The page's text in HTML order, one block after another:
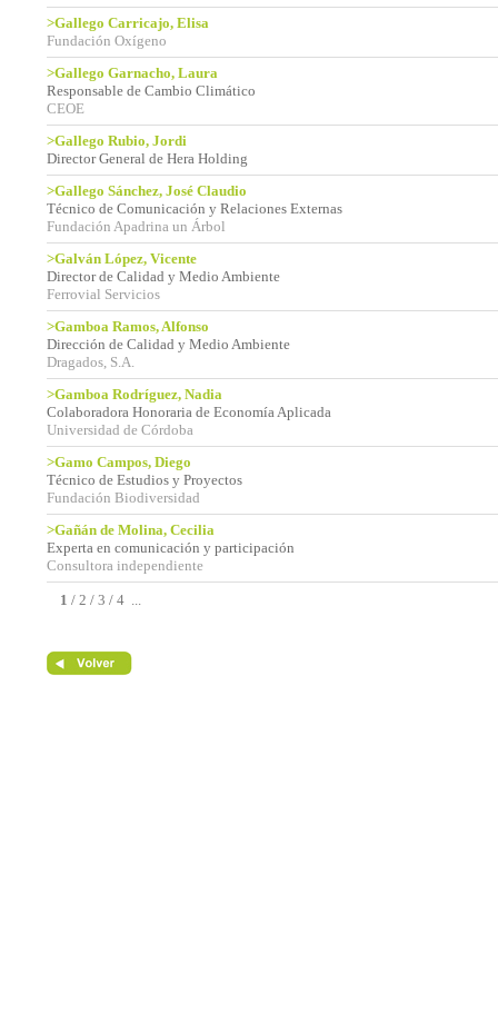
>Gallego Carricajo, Elisa
Fundación Oxígeno
>Gallego Garnacho, Laura
Responsable de Cambio Climático
CEOE
>Gallego Rubio, Jordi
Director General de Hera Holding
>Gallego Sánchez, José Claudio
Técnico de Comunicación y Relaciones Externas
Fundación Apadrina un Árbol
>Galván López, Vicente
Director de Calidad y Medio Ambiente
Ferrovial Servicios
>Gamboa Ramos, Alfonso
Dirección de Calidad y Medio Ambiente
Dragados, S.A.
>Gamboa Rodríguez, Nadia
Colaboradora Honoraria de Economía Aplicada
Universidad de Córdoba
>Gamo Campos, Diego
Técnico de Estudios y Proyectos
Fundación Biodiversidad
>Gañán de Molina, Cecilia
Experta en comunicación y participación
Consultora independiente
1 / 2 / 3 / 4 ...